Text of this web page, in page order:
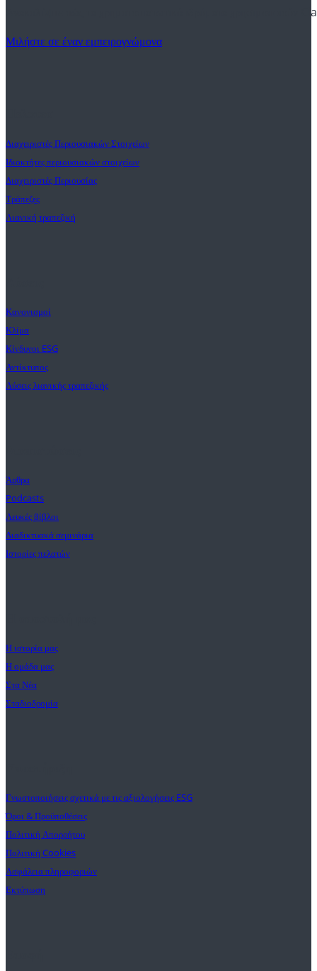
Ανακαλύψτε πώς τα χρηματοπιστωτικά ιδρύματα χρησιμοποιούν
Μιλήστε σε έναν εμπειρογνώμονα
Διαχειριστές Περιουσιακών Στοιχείων
Ιδιοκτήτες περιουσιακών στοιχείων
Διαχειριστές Περιουσίας
Τράπεζες
Λιανική τραπεζική
Κανονισμοί
Κλίμα
Κίνδυνοι ESG
Αντίκτυπος
Λύσεις λιανικής τραπεζικής
Άρθρα
Podcasts
Λευκές βίβλοι
Διαδικτυακά σεμινάρια
Ιστορίες πελατών
Η ιστορία μας
Η ομάδα μας
Στα Νέα
Σταδιοδρομία
Γνωστοποιήσεις σχετικά με τις αξιολογήσεις ESG
Όροι & Προϋποθέσεις
Πολιτική Απορρήτου
Πολιτική Cookies
Ασφάλεια πληροφοριών
Εκτύπωση